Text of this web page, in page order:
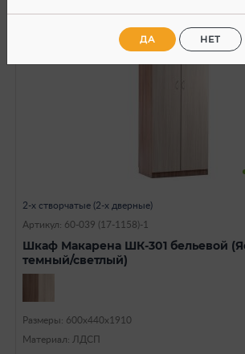
2-х створчатые (2-х дверные)
Артикул: 60-039 (17-1158)-1
Шкаф Макарена ШК-301 бельевой
темный/светлый)
Размеры: 600х440х1910
Материал: ЛДСП
ДА НЕТ